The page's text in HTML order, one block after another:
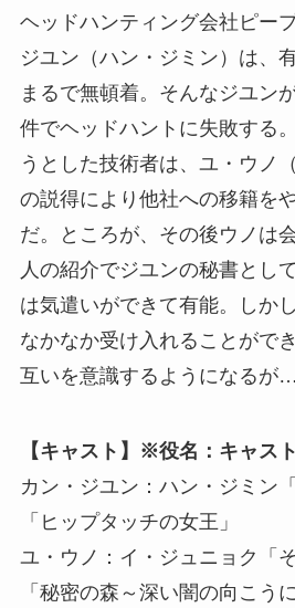
ヘッドハンティング会社ピー
ジユン（ハン・ジミン）は、
まるで無頓着。そんなジユン
件でヘッドハントに失敗する
うとした技術者は、ユ・ウノ
の説得により他社への移籍を
だ。ところが、その後ウノは
人の紹介でジユンの秘書とし
は気遣いができて有能。しか
なかなか受け入れることがで
互いを意識するようになるが…
【キャスト】※役名：キャス
カン・ジユン：ハン・ジミン
「ヒップタッチの女王」
ユ・ウノ：イ・ジュニョク「
「秘密の森～深い闇の向こう